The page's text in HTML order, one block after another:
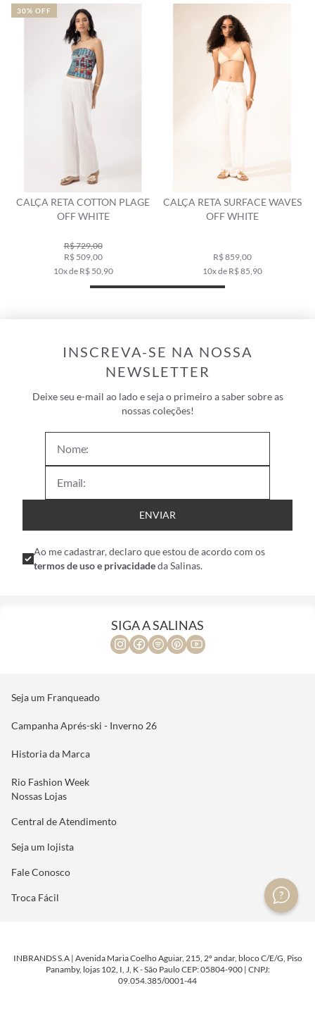
CALÇA RETA COTTON PLAGE
OFF WHITE
R$ 729,00
R$ 509,00
10x de R$ 50,90
30% OFF
CALÇA RETA SURFACE WAVES
OFF WHITE
R$ 859,00
10x de R$ 85,90
INSCREVA-SE NA NOSSA
NEWSLETTER
Deixe seu e-mail ao lado e seja o primeiro a saber sobre as
nossas coleções!
ENVIAR
Ao me cadastrar, declaro que estou de acordo com os
termos de uso e privacidadeda Salinas.
SIGA A SALINAS
Seja um Franqueado
Campanha Aprés-ski - Inverno 26
Historia da Marca
Rio Fashion Week
Nossas Lojas
Central de Atendimento
Seja um lojista
Fale Conosco
Troca Fácil
INBRANDS S.A | Avenida Maria Coelho Aguiar, 215, 2º andar, bloco C/E/G, Piso
Panamby, lojas 102, I, J, K - São Paulo CEP: 05804-900 | CNPJ:
09.054.385/0001-44